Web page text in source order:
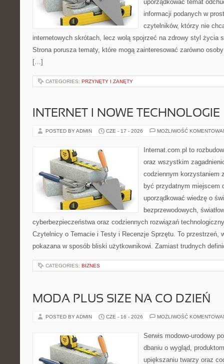
uporządkować temat
informacji podanych w
czytelników, którzy nie
internetowych skrótach, lecz wolą spojrzeć na zdrowy styl życia
Strona porusza tematy, które mogą zainteresować zarówno
[…]
CATEGORIES: PRZYNĘTY I ZANĘTY
INTERNET I NOWE TECHNOLOGIE
POSTED BY ADMIN CZE - 17 - 2026 MOŻLIWOŚĆ
Internat.com.pl to
oraz wszystkim
codziennym korzystaniem
być przydatnym miejscem
uporządkować wiedzę o
bezprzewodowych,
cyberbezpieczeństwa oraz codziennych rozwiązań
Czytelnicy o Temacie i Testy i Recenzje Sprzętu. To przestrzeń,
pokazana w sposób bliski użytkownikowi. Zamiast trudnych
CATEGORIES: BIZNES
MODA PLUS SIZE NA CO DZIEŃ
POSTED BY ADMIN CZE - 16 - 2026 MOŻLIWOŚĆ
Serwis modowo-urodowy
dbaniu o wygląd,
upiększaniu twarzy oraz